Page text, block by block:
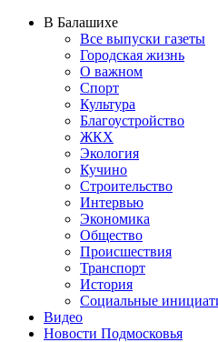
В Балашихе
Все выпуски газеты
Городская жизнь
О важном
Спорт
Культура
Благоустройство
ЖКХ
Экология
Кучино
Строительство
Интервью
Экономика
Общество
Происшествия
Транспорт
История
Социальные
Видео
Новости Подмосковья